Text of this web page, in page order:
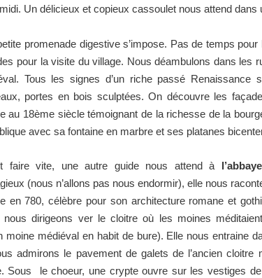
midi. Un délicieux et copieux cassoulet nous attend dans
promenade digestive s’impose. Pas de temps
pour la visite du village. Nous déambulons dans les
Tous les signes d’un riche passé Renaissance
portes en bois sculptées. On découvre les
au 18ème siècle témoignant de la richesse de la
avec sa fontaine en marbre et ses platanes
faire vite, une autre guide nous attend à l’abbaye
(nous n’allons pas nous endormir), elle nous
en 780, célèbre pour son architecture romane et
nous dirigeons ver le cloitre où les moines
moine médiéval en habit de bure). Elle nous entraine
admirons le pavement de galets de l’ancien cloitre
Sous le choeur, une crypte ouvre sur les vestiges de